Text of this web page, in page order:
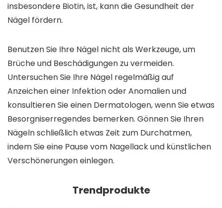
insbesondere Biotin, ist, kann die Gesundheit der
Nägel fördern.
Benutzen Sie Ihre Nägel nicht als Werkzeuge, um
Brüche und Beschädigungen zu vermeiden.
Untersuchen Sie Ihre Nägel regelmäßig auf
Anzeichen einer Infektion oder Anomalien und
konsultieren Sie einen Dermatologen, wenn Sie etwas
Besorgniserregendes bemerken. Gönnen Sie Ihren
Nägeln schließlich etwas Zeit zum Durchatmen,
indem Sie eine Pause vom Nagellack und künstlichen
Verschönerungen einlegen.
Trendprodukte